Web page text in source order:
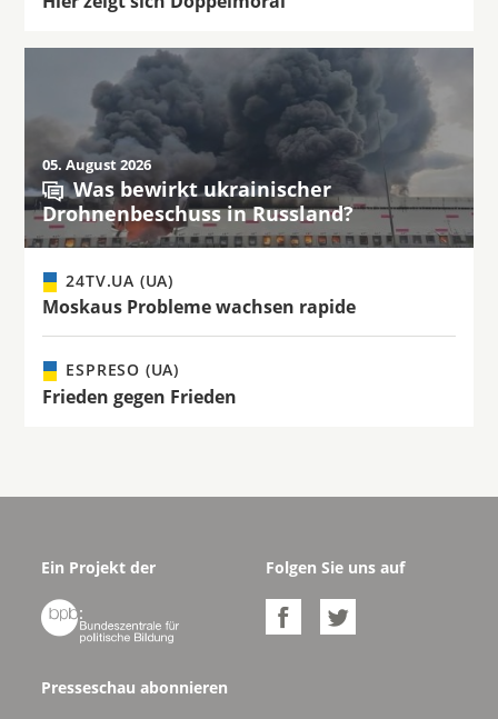
05. August 2026
Was bewirkt ukrainischer
Drohnenbeschuss in Russland?
24TV.UA (UA)
Moskaus Probleme wachsen rapide
ESPRESO (UA)
Frieden gegen Frieden
Ein Projekt der

Folgen Sie uns auf
 
Presseschau abonnieren